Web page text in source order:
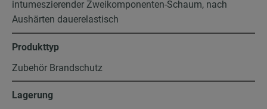
intumeszierender Zweikomponenten-Schaum, nach
Aushärten dauerelastisch
Produkttyp
Zubehör Brandschutz
Lagerung